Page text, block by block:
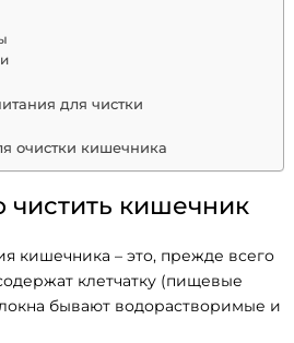
для чистки
очистки кишечника
чистить кишечник
кишечника – это, прежде всего
клетчатку (пищевые
бывают водорастворимые и